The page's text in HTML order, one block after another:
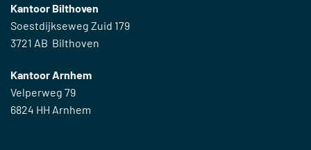
Kantoor Bilthoven
Soestdijkseweg Zuid 179
3721 AB Bilthoven
Kantoor Arnhem
Velperweg 79
6824 HH Arnhem